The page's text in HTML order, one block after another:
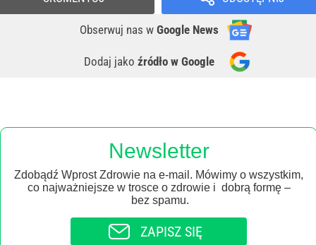
Obserwuj nas w Google News
Dodaj jako źródło w Google
Newsletter
Zdobądź Wprost Zdrowie na e-mail. Mówimy o wszystkim,
co najważniejsze w trosce o zdrowie i dobrą formę –
bez spamu.
ZAPISZ SIĘ